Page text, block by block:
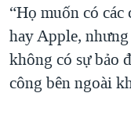
“Họ muốn có
hay Apple,
không có sự bảo
công bên ngoài